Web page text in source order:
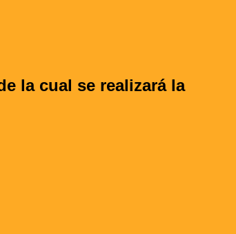
la cual se realizará la